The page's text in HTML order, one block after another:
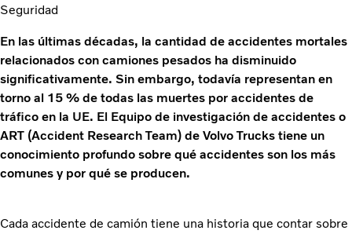
Seguridad
En las últimas décadas, la cantidad de accidentes mortales
relacionados con camiones pesados ha disminuido
significativamente. Sin embargo, todavía representan en
torno al 15 % de todas las muertes por accidentes de
tráfico en la UE. El Equipo de investigación de accidentes o
ART (Accident Research Team) de Volvo Trucks tiene un
conocimiento profundo sobre qué accidentes son los más
comunes y por qué se producen.
Cada accidente de camión tiene una historia que contar sobre